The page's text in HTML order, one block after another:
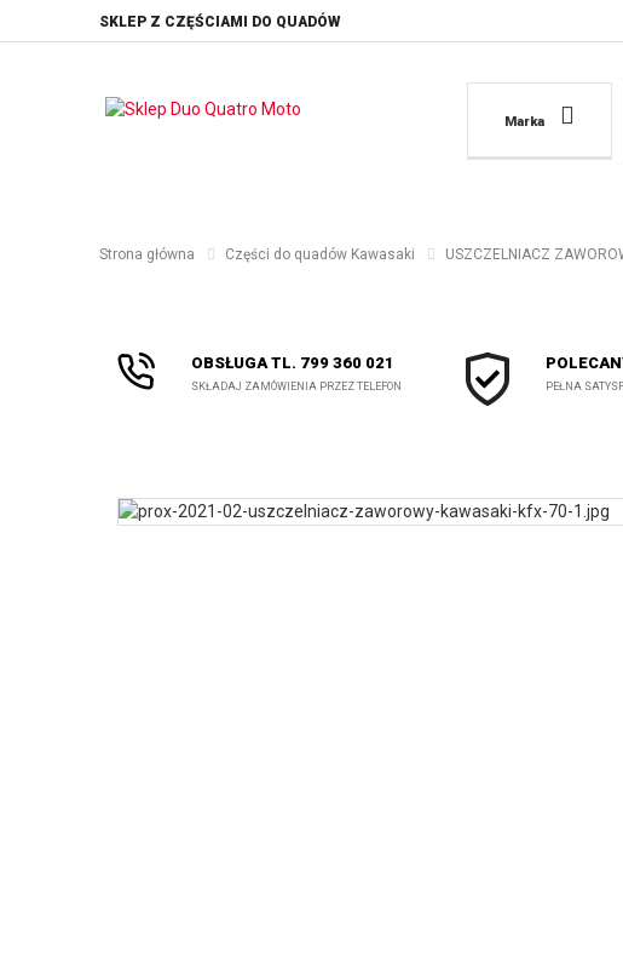
SKLEP Z CZĘŚCIAMI DO QUADÓW
Marka
Strona główna Części do quadów Kawasaki USZCZELNIACZ
OBSŁUGA TL. 799 360 021
SKŁADAJ ZAMÓWIENIA PRZEZ TELEFON PEŁNA